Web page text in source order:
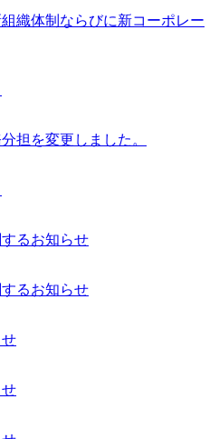
織体制ならびに新コーポレー
担を変更しました。
るお知らせ
るお知らせ